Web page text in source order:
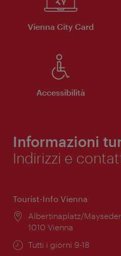
Vienna City Card
Accessibilità
Informazioni
Indirizzi e
Tourist-Info Vienna
Posizione:
Albertinaplatz/
1010 Vienna
Orari
Tutti i giorni 9-18